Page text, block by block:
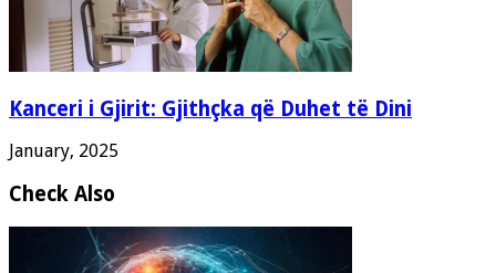
Kanceri i Gjirit: Gjithçka që Duhet të Dini
January, 2025
Check Also